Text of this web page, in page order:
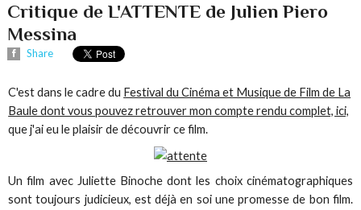
Critique de L'ATTENTE de Julien Piero
Messina
Share
C'est dans le cadre du Festival du Cinéma et Musique de Film de La
Baule dont vous pouvez retrouver mon compte rendu complet, ici,
que j'ai eu le plaisir de découvrir ce film.
Un film avec Juliette Binoche dont les choix cinématographiques
sont toujours judicieux, est déjà en soi une promesse de bon film.